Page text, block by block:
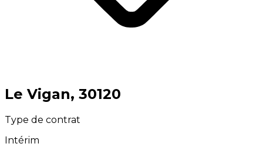
⁨Le Vigan⁩, ⁨30120⁩
Type de contrat
Intérim